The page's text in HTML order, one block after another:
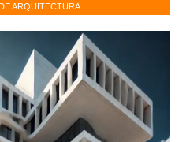
ARQUITECTURA